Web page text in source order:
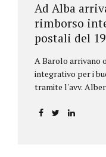
Ad Alba
rimborso
postali del
A Barolo arrivano
integrativo per i
tramite l'avv.